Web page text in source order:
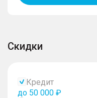
Скидки
Кредит
до 50 000 ₽